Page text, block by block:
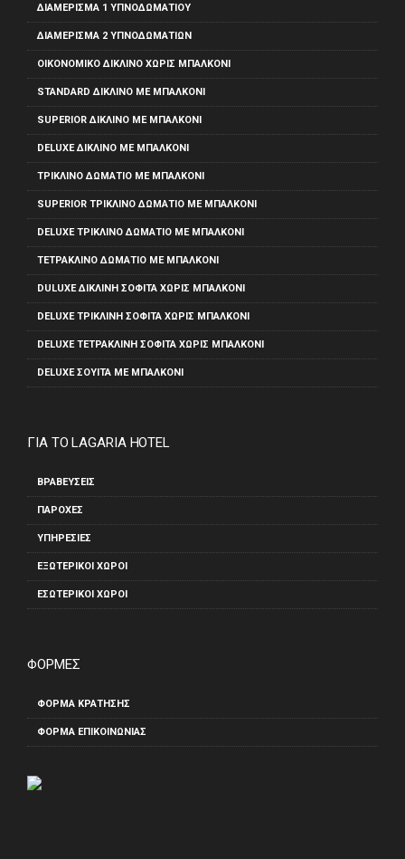
Facebook
Instagram
ΔΙΑΜΈΡΙΣΜΑ 1 ΥΠΝΟΔΩΜΑΤΊΟΥ
ΔΙΑΜΈΡΙΣΜΑ 2 ΥΠΝΟΔΩΜΑΤΊΩΝ
ΟΙΚΟΝΟΜΙΚΌ ΔΊΚΛΙΝΟ ΧΩΡΊΣ ΜΠΑΛΚΌΝΙ
STANDARD ΔΊΚΛΙΝΟ ΜΕ ΜΠΑΛΚΌΝΙ
SUPERIOR ΔΊΚΛΙΝΟ ΜΕ ΜΠΑΛΚΌΝΙ
DELUXE ΔΊΚΛΙΝΟ ΜΕ ΜΠΑΛΚΌΝΙ
ΤΡΊΚΛΙΝΟ ΔΩΜΆΤΙΟ ΜΕ ΜΠΑΛΚΌΝΙ
SUPERIOR ΤΡΊΚΛΙΝΟ ΔΩΜΆΤΙΟ ΜΕ ΜΠΑΛΚΌΝΙ
DELUXE ΤΡΊΚΛΙΝΟ ΔΩΜΆΤΙΟ ΜΕ ΜΠΑΛΚΌΝΙ
ΤΕΤΡΆΚΛΙΝΟ ΔΩΜΆΤΙΟ ΜΕ ΜΠΑΛΚΌΝΙ
DULUXE ΔΊΚΛΙΝΗ ΣΟΦΊΤΑ ΧΩΡΊΣ ΜΠΑΛΚΌΝΙ
DELUXE ΤΡΊΚΛΙΝΗ ΣΟΦΊΤΑ ΧΩΡΊΣ ΜΠΑΛΚΌΝΙ
DELUXE ΤΕΤΡΆΚΛΙΝΗ ΣΟΦΊΤΑ ΧΩΡΊΣ ΜΠΑΛΚΌΝΙ
DELUXE ΣΟΥΊΤΑ ΜΕ ΜΠΑΛΚΌΝΙ
ΓΙΑ ΤΟ LAGARIA HOTEL
ΒΡΑΒΕΎΣΕΙΣ
ΠΑΡΟΧΈΣ
ΥΠΗΡΕΣΊΕΣ
ΕΞΩΤΕΡΙΚΟΊ ΧΏΡΟΙ
ΕΣΩΤΕΡΙΚΟΊ ΧΏΡΟΙ
ΦΟΡΜΕΣ
ΦΟΡΜΑ ΚΡΑΤΗΣΗΣ
ΦΌΡΜΑ ΕΠΙΚΟΙΝΩΝΊΑΣ